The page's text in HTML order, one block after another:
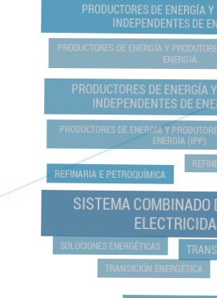
PRODUCTORES DE ENERGÍA
INDEPENDENTES DE
PRODUCTORES DE ENERGÍA Y
ENERGIA
PRODUCTORES DE ENERGÍA
INDEPENDENTES DE
PRODUCTORES DE ENERGÍA Y
ENERGIA (IPP)
REFINARIA E PETROQUÍMICA
SISTEMA COMBINADO
SOLUCIONES ENERGÉTICAS
TRANSICIÓN ENERGÉTICA